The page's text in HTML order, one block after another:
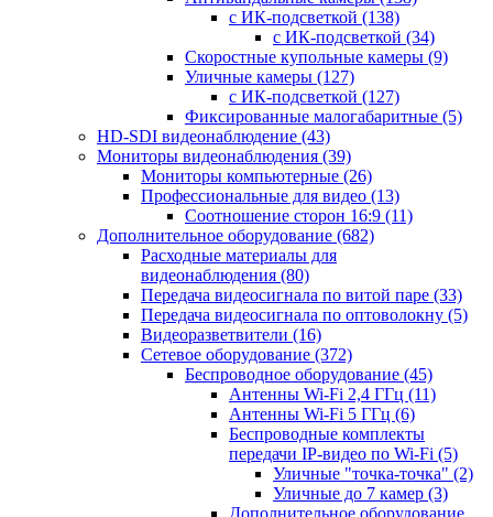
с ИК-подсветкой (138)
с ИК-подсветкой (34)
Скоростные купольные камеры (9)
Уличные камеры (127)
с ИК-подсветкой (127)
Фиксированные малогабаритные (5)
HD-SDI видеонаблюдение (43)
Мониторы видеонаблюдения (39)
Мониторы компьютерные (26)
Профессиональные для видео (13)
Соотношение сторон 16:9 (11)
Дополнительное оборудование (682)
Расходные материалы для
видеонаблюдения (80)
Передача видеосигнала по витой паре (33)
Передача видеосигнала по оптоволокну (5)
Видеоразветвители (16)
Сетевое оборудование (372)
Беспроводное оборудование (45)
Антенны Wi-Fi 2,4 ГГц (11)
Антенны Wi-Fi 5 ГГц (6)
Беспроводные комплекты
передачи IP-видео по Wi-Fi (5)
Уличные "точка-точка" (2)
Уличные до 7 камер (3)
Дополнительное оборудование